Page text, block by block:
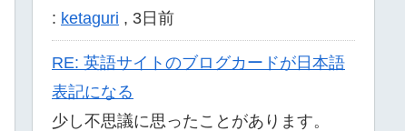
: ketaguri , 3日前
RE: 英語サイトのブログカードが日本語
表記になる
少し不思議に思ったことがあります。